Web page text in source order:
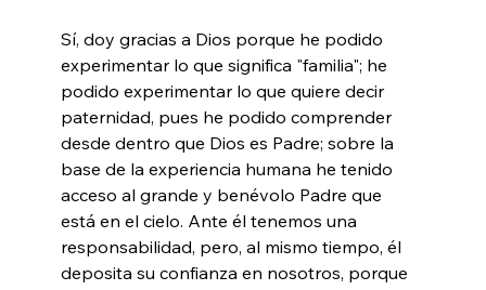
Sí, doy gracias a Dios porque he podido
experimentar lo que significa "familia"; he
podido experimentar lo que quiere decir
paternidad, pues he podido comprender
desde dentro que Dios es Padre; sobre la
base de la experiencia humana he tenido
acceso al grande y benévolo Padre que
está en el cielo. Ante él tenemos una
responsabilidad, pero, al mismo tiempo, él
deposita su confianza en nosotros, porque